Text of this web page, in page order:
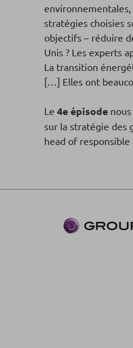
environnementales,
stratégies choisies
objectifs – réduire
Unis ? Les experts
La transition
[…] Elles ont
Le 4e épisode
sur la stratégie des
head of